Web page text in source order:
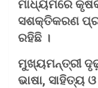
ମାଧ୍ୟମରେ
ସଶକ୍ତିକରଣ
ରହିଛି ।
ମୁଖ୍ୟମନ୍ତ୍ରୀ
ଭାଷା, ସାହିତ୍ୟ